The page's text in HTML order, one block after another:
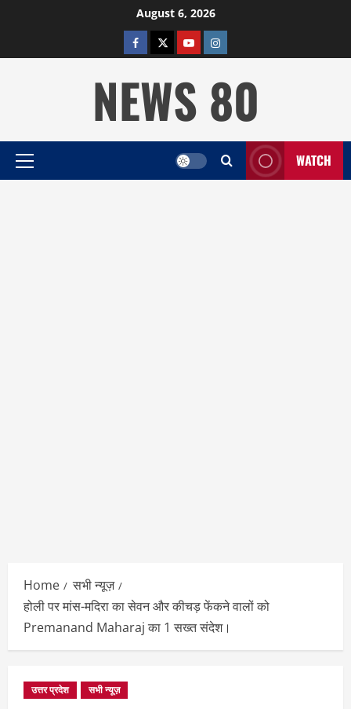
August 6, 2026
facebooktwitterYOUTUBE
instagram
NEWS 80
Primary
WATCH
Home
सभी न्यूज़
होली पर मांस-मदिरा का सेवन और कीचड़ फेंकने वालों को
Premanand Maharaj का 1 सख्त संदेश।
उत्तर प्रदेश सभी न्यूज़